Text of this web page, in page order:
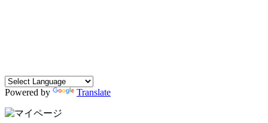
Powered by Translate